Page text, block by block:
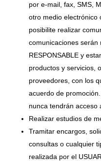
por e-mail, fax, SMS,
otro medio electrónico
posibilite realizar
comunicaciones serán
RESPONSABLE y
productos y servicios,
proveedores, con los
acuerdo de
nunca tendrán acceso
Realizar estudios de
Tramitar encargos,
consultas o cualquier
realizada por el